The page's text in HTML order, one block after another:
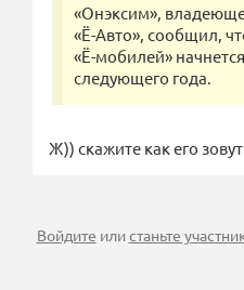
«Онэксим»,
«Ё-Авто», сообщил,
«Ё-мобилей»
следующего года.
Ж)) скажите как его зовут
Войдите илистаньте